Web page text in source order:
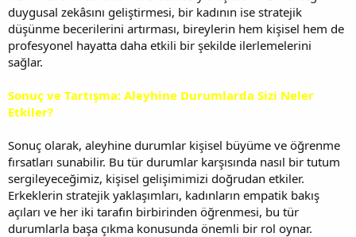
duygusal zekâsını geliştirmesi, bir kadının ise stratejik
düşünme becerilerini artırması, bireylerin hem kişisel hem de
profesyonel hayatta daha etkili bir şekilde ilerlemelerini
sağlar.
Sonuç ve Tartışma: Aleyhine Durumlarda Sizi Neler
Etkiler?
Sonuç olarak, aleyhine durumlar kişisel büyüme ve öğrenme
fırsatları sunabilir. Bu tür durumlar karşısında nasıl bir tutum
sergileyeceğimiz, kişisel gelişimimizi doğrudan etkiler.
Erkeklerin stratejik yaklaşımları, kadınların empatik bakış
açıları ve her iki tarafın birbirinden öğrenmesi, bu tür
durumlarla başa çıkma konusunda önemli bir rol oynar.